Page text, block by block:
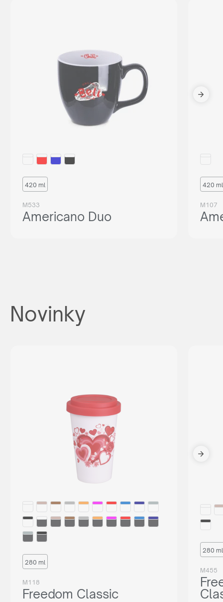
420 ml
M533
Americano Duo
420 ml
M107
Novinky
280 ml
M118
Freedom Classic
280 ml
M455